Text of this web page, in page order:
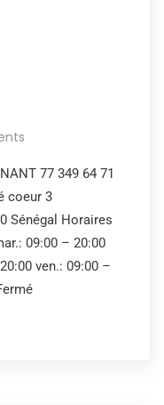
77 349 64 71
coeur 3
Sénégal Horaires
09:00 – 20:00
ven.: 09:00 –